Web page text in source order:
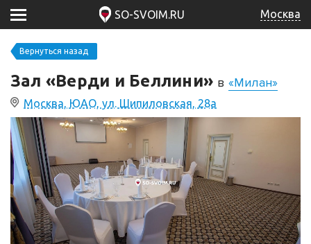
SO-SVOIM.RU Москва
Вернуться назад
Зал «Верди и Беллини» в «Милан»
Москва, ЮАО, ул. Шипиловская, 28а